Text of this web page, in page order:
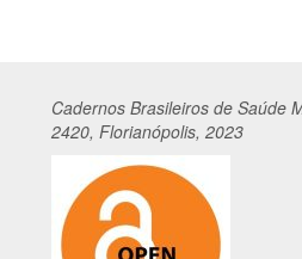
Cadernos Brasileiros de Saúde
2420, Florianópolis, 2023